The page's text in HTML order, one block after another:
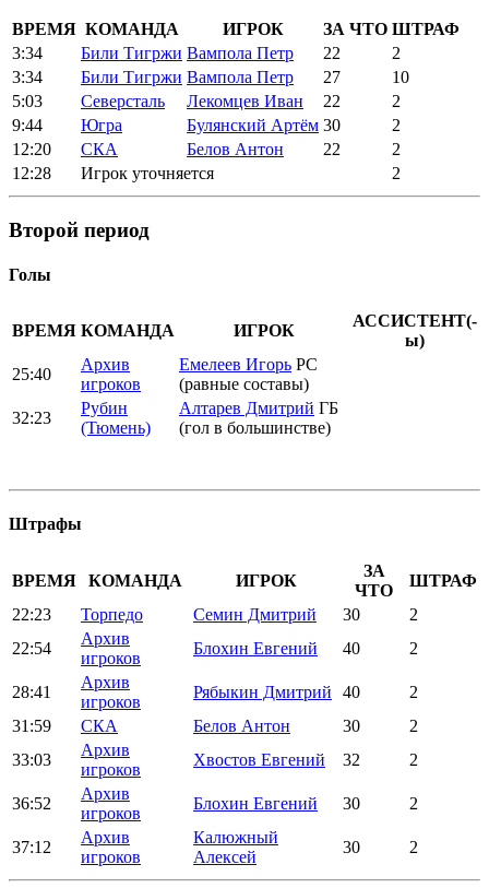
ВРЕМЯ КОМАНДА ИГРОК ЗА ЧТО ШТРАФ
3:34
Били Тигржи Вампола Петр 22
2
3:34
Били Тигржи Вампола Петр 27
10
5:03
Северсталь Лекомцев Иван 22
2
9:44
Югра Булянский Артём 30
2
12:20
СКА Белов Антон 22
2
12:28
Игрок уточняется 2
Второй период
Голы
ВРЕМЯ КОМАНДА ИГРОК
АССИСТЕНТ(-
ы)
25:40
Архив
игроков
Емелеев Игорь РС
(равные составы)
32:23
Рубин
(Тюмень)
Алтарев Дмитрий ГБ
(гол в большинстве)
Штрафы
ВРЕМЯ КОМАНДА ИГРОК
ЗА
ЧТО
ШТРАФ
22:23
Торпедо Семин Дмитрий 30
2
22:54
Архив
игроков
Блохин Евгений 40 2
28:41
Архив
игроков
Рябыкин Дмитрий 40
2
31:59
СКА Белов Антон 30
2
33:03
Архив
игроков
Хвостов Евгений 32 2
36:52
Архив
игроков
Блохин Евгений 30 2
37:12
Архив
игроков
Калюжный
Алексей
30 2